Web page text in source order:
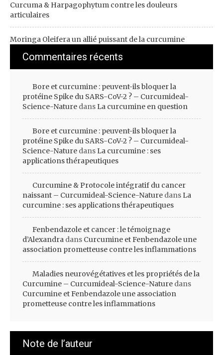
Curcuma & Harpagophytum contre les douleurs
articulaires
Moringa Oleifera un allié puissant de la curcumine
Commentaires récents
Bore et curcumine : peuvent-ils bloquer la
protéine Spike du SARS-CoV-2 ? – Curcumideal-
Science-Nature dans La curcumine en question
Bore et curcumine : peuvent-ils bloquer la
protéine Spike du SARS-CoV-2 ? – Curcumideal-
Science-Nature dans La curcumine : ses
applications thérapeutiques
Curcumine & Protocole intégratif du cancer
naissant – Curcumideal-Science-Nature dans La
curcumine : ses applications thérapeutiques
Fenbendazole et cancer : le témoignage
d’Alexandra dans Curcumine et Fenbendazole une
association prometteuse contre les inflammations
Maladies neurovégétatives et les propriétés de la
Curcumine – Curcumideal-Science-Nature dans
Curcumine et Fenbendazole une association
prometteuse contre les inflammations
Note de l’auteur